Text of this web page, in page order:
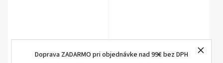
Doprava ZADARMO pri objednávke nad 99€ bez DPH